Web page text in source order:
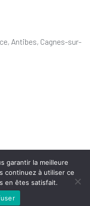
Antibes, Cagnes-sur-
garantir la meilleure
continuez à utiliser ce
en êtes satisfait.